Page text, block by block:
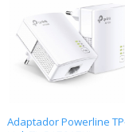
Adaptador Powerline